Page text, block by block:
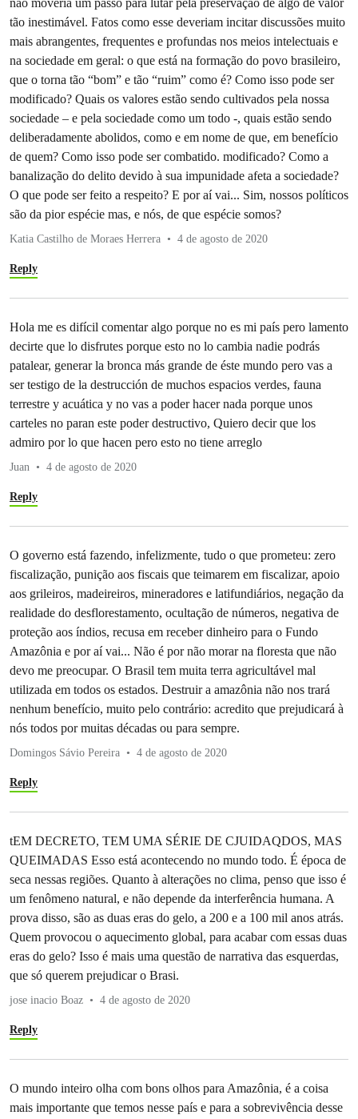
não moveria um passo para lutar pela preservação de algo de valor
tão inestimável. Fatos como esse deveriam incitar discussões muito
mais abrangentes, frequentes e profundas nos meios intelectuais e
na sociedade em geral: o que está na formação do povo brasileiro,
que o torna tão “bom” e tão “ruim” como é? Como isso pode ser
modificado? Quais os valores estão sendo cultivados pela nossa
sociedade – e pela sociedade como um todo -, quais estão sendo
deliberadamente abolidos, como e em nome de que, em benefício
de quem? Como isso pode ser combatido. modificado? Como a
banalização do delito devido à sua impunidade afeta a sociedade?
O que pode ser feito a respeito? E por aí vai... Sim, nossos políticos
são da pior espécie mas, e nós, de que espécie somos?
Katia Castilho de Moraes Herrera 4 de agosto de 2020
Reply
Hola me es difícil comentar algo porque no es mi país pero lamento
decirte que lo disfrutes porque esto no lo cambia nadie podrás
patalear, generar la bronca más grande de éste mundo pero vas a
ser testigo de la destrucción de muchos espacios verdes, fauna
terrestre y acuática y no vas a poder hacer nada porque unos
carteles no paran este poder destructivo, Quiero decir que los
admiro por lo que hacen pero esto no tiene arreglo
Juan 4 de agosto de 2020
Reply
O governo está fazendo, infelizmente, tudo o que prometeu: zero
fiscalização, punição aos fiscais que teimarem em fiscalizar, apoio
aos grileiros, madeireiros, mineradores e latifundiários, negação da
realidade do desflorestamento, ocultação de números, negativa de
proteção aos índios, recusa em receber dinheiro para o Fundo
Amazônia e por aí vai... Não é por não morar na floresta que não
devo me preocupar. O Brasil tem muita terra agricultável mal
utilizada em todos os estados. Destruir a amazônia não nos trará
nenhum benefício, muito pelo contrário: acredito que prejudicará à
nós todos por muitas décadas ou para sempre.
Domingos Sávio Pereira 4 de agosto de 2020
Reply
tEM DECRETO, TEM UMA SÉRIE DE CJUIDAQDOS, MAS
QUEIMADAS Esso está acontecendo no mundo todo. É época de
seca nessas regiões. Quanto à alterações no clima, penso que isso é
um fenômeno natural, e não depende da interferência humana. A
prova disso, são as duas eras do gelo, a 200 e a 100 mil anos atrás.
Quem provocou o aquecimento global, para acabar com essas duas
eras do gelo? Isso é mais uma questão de narrativa das esquerdas,
que só querem prejudicar o Brasi.
jose inacio Boaz 4 de agosto de 2020
Reply
O mundo inteiro olha com bons olhos para Amazônia, é a coisa
mais importante que temos nesse país e para a sobrevivência desse